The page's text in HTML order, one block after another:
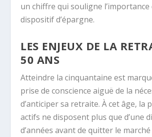
un chiffre qui souligne l’importance
dispositif d’épargne.
LES ENJEUX DE LA
50 ANS
Atteindre la cinquantaine est
prise de conscience aiguë de la
d’anticiper sa retraite. À cet âge, la
actifs ne disposent plus que d’une
d’années avant de quitter le